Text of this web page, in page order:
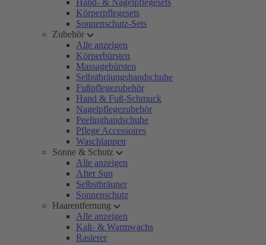
Hand- & Nagelpflegesets
Körperpflegesets
Sonnenschutz-Sets
Zubehör
Alle anzeigen
Körperbürsten
Massagebürsten
Selbstbräungshandschuhe
Fußpflegezubehör
Hand & Fuß-Schmuck
Nagelpflegezubehör
Peelinghandschuhe
Pflege Accessoires
Waschlappen
Sonne & Schutz
Alle anzeigen
After Sun
Selbstbräuner
Sonnenschutz
Haarentfernung
Alle anzeigen
Kalt- & Warmwachs
Rasierer